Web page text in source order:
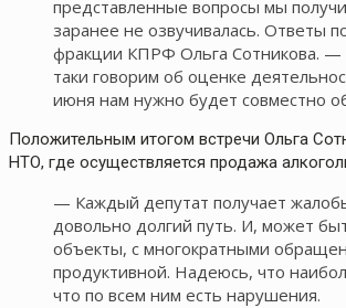
представленные вопросы мы
заранее не озвучивалась.
фракции КПРФ Ольга Сотникова. —
таки говорим об оценке
июня нам нужно будет совместно
Положительным итогом встречи Ольга
НТО, где осуществляется продажа
— Каждый депутат получает
довольно долгий путь. И, может
объекты, с многократными
продуктивной. Надеюсь, что
что по всем ним есть нарушения.